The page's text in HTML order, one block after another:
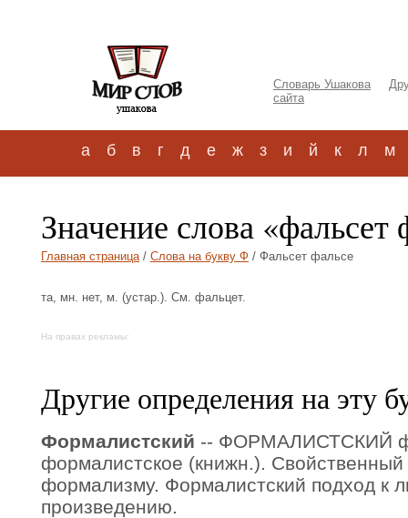
Словарь Ушакова
сайта
а б в г д е ж з и й к л м
Значение слова «фальсет
Главная страница/ Слова на букву Ф / Фальсет фальсе
та, мн. нет, м. (устар.). См. фальцет.
На правах рекламы:
Другие определения на эту
Формалистский -- ФОРМАЛИСТСКИЙ
формалистское (книжн.).
формализму. Формалистский подход к
произведению.